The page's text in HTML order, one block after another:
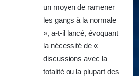
un moyen de ramener
les gangs à la normale
», a-t-il lancé, évoquant
la nécessité de «
discussions avec la
totalité ou la plupart des